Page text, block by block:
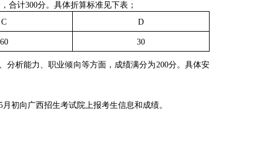
合计300分。具体折算标准见下表；
C
D
60 30
分析能力、职业倾向等方面，成绩满分为200分。具体安
月初向广西招生考试院上报考生信息和成绩。